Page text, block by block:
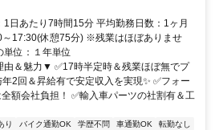
日あたり7時間15分 平均勤務日数：1ヶ月
17:30(休憩75分) ※残業はほぼありませ
位：１年単位
＆魅力▼ ✅17時半定時＆残業ほぼ無でプ
2回＆昇給有で安定収入を実現✨ ✅フォー
額会社負担！ ✅輸入車パーツの社割有＆工
り バイク通勤OK 学歴不問 車通勤OK
転勤なし